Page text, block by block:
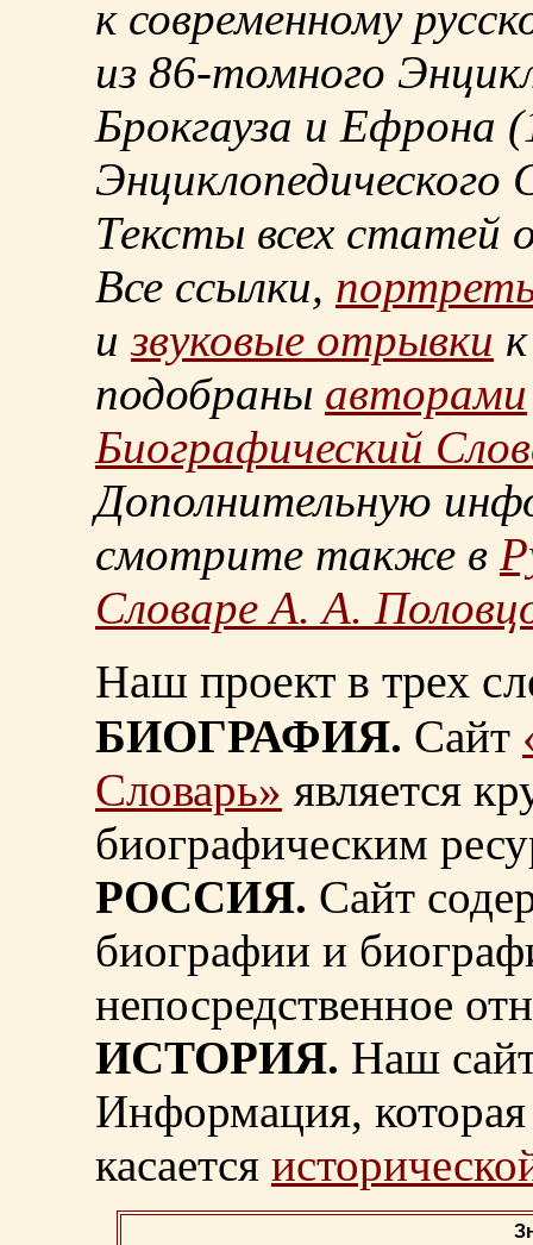
к современному
из 86-томного
Брокгауза и Ефрона
Энциклопедического
Тексты всех статей
Все ссылки,
извуковые отрывки
подобраны авторами
Биографический
Дополнительную
смотрите также в
Словаре А. А.
Наш проект в трех
БИОГРАФИЯ. Сайт
Словарь» является
биографическим
РОССИЯ. Сайт
биографии и
непосредственное
ИСТОРИЯ. Наш
Информация, которая
касается